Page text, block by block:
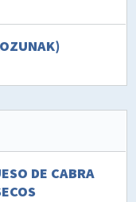
DE CABRA